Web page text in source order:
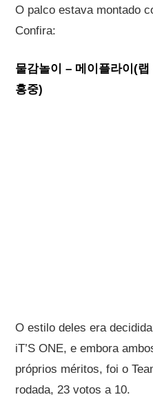
O palco estava montado
Confira:
물감놀이 – 메이플라이(
홍중)
O estilo deles era
iT’S ONE, e embora
próprios méritos, foi o
rodada, 23 votos a 10.